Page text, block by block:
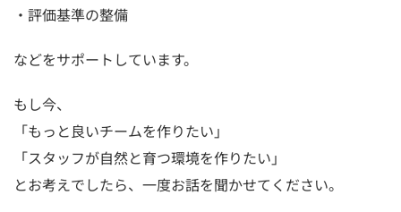
・評価基準の整備
などをサポートしています。
もし今、
「もっと良いチームを作りたい」
「スタッフが自然と育つ環境を作りたい」
とお考えでしたら、一度お話を聞かせてください。